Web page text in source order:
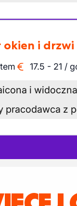
okien i drzwi
17.5 - 21 /
i
pracodawca z